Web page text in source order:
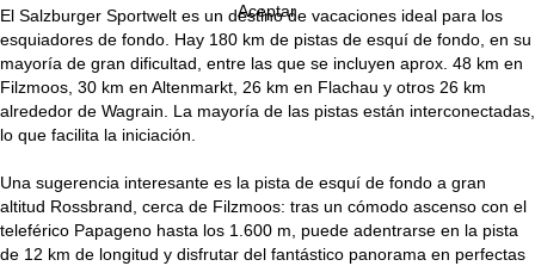
Aceptar
p
r
i
n
c
El Salzburger Sportwelt es un destino de vacaciones ideal para los
esquiadores de fondo. Hay 180 km de pistas de esquí de fondo, en su
mayoría de gran dificultad, entre las que se incluyen aprox. 48 km en
Filzmoos, 30 km en Altenmarkt, 26 km en Flachau y otros 26 km
alrededor de Wagrain. La mayoría de las pistas están interconectadas,
lo que facilita la iniciación.
Una sugerencia interesante es la pista de esquí de fondo a gran
altitud Rossbrand, cerca de Filzmoos: tras un cómodo ascenso con el
teleférico Papageno hasta los 1.600 m, puede adentrarse en la pista
de 12 km de longitud y disfrutar del fantástico panorama en perfectas